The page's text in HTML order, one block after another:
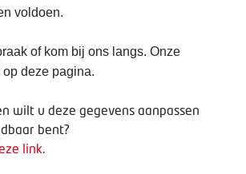
voldoen.
of kom bij ons langs. Onze
deze pagina.
wilt u deze gegevens aanpassen
bent?
link.